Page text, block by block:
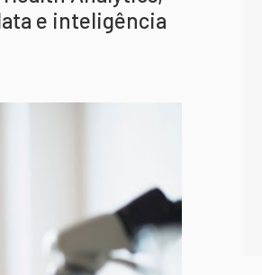
e inteligência